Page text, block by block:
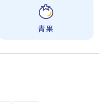
青果